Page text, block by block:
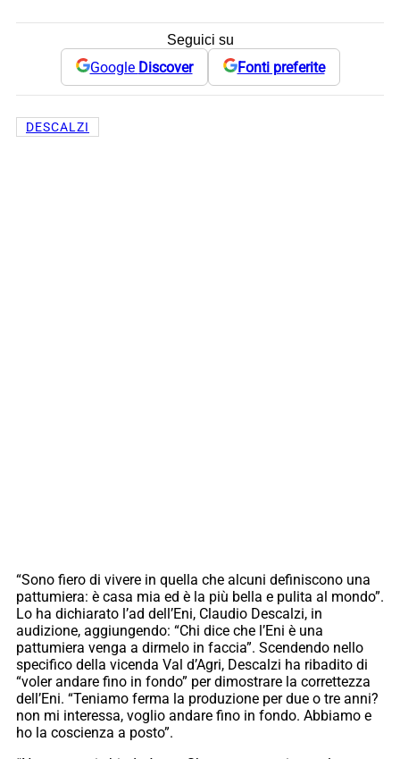
Seguici su
Google Discover Fonti preferite
DESCALZI
“Sono fiero di vivere in quella che alcuni definiscono una
pattumiera: è casa mia ed è la più bella e pulita al mondo”.
Lo ha dichiarato l’ad dell’Eni, Claudio Descalzi, in
audizione, aggiungendo: “Chi dice che l’Eni è una
pattumiera venga a dirmelo in faccia”. Scendendo nello
specifico della vicenda Val d’Agri, Descalzi ha ribadito di
“voler andare fino in fondo” per dimostrare la correttezza
dell’Eni. “Teniamo ferma la produzione per due o tre anni?
non mi interessa, voglio andare fino in fondo. Abbiamo e
ho la coscienza a posto”.